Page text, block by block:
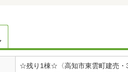
☆残り1棟☆〈高知市東雲町建売・